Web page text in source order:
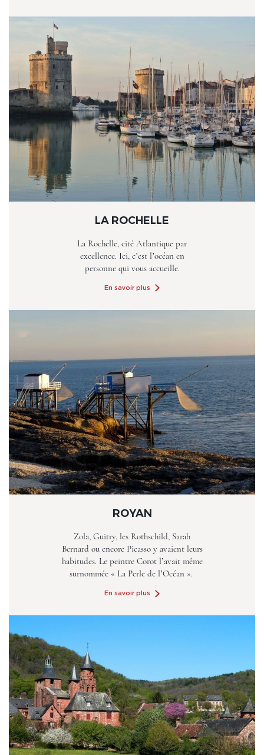
LA ROCHELLE
La Rochelle, cité Atlantique par
excellence. Ici, c’est l’océan en
personne qui vous accueille.
En savoir plus
ROYAN
Zola, Guitry, les Rothschild, Sarah
Bernard ou encore Picasso y avaient leurs
habitudes. Le peintre Corot l’avait même
surnommée « La Perle de l’Océan ».
En savoir plus